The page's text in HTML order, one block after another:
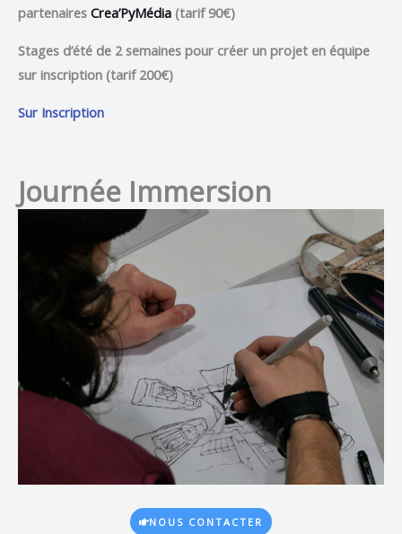
partenaires Crea’PyMédia (tarif 90€)
Stages d’été de 2 semaines pour créer un projet en équipe
sur inscription (tarif 200€)
Sur Inscription
Journée Immersion
NOUS CONTACTER